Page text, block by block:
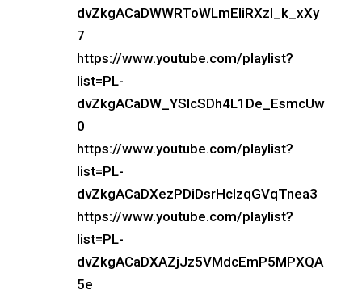
dvZkgACaDWWRToWLmEliRXzl_k_xXy
7
https://www.youtube.com/playlist?
list=PL-
dvZkgACaDW_YSlcSDh4L1De_EsmcUw
0
https://www.youtube.com/playlist?
list=PL-
dvZkgACaDXezPDiDsrHcIzqGVqTnea3
https://www.youtube.com/playlist?
list=PL-
dvZkgACaDXAZjJz5VMdcEmP5MPXQA
5e